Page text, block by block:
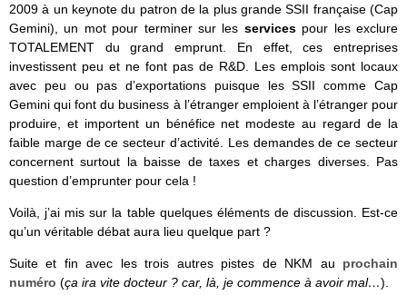
2009 à un keynote du patron de la plus grande SSII française (Cap
Gemini), un mot pour terminer sur les servicespour les exclure
TOTALEMENT du grand emprunt. En effet, ces entreprises
investissent peu et ne font pas de R&D. Les emplois sont locaux
avec peu ou pas d’exportations puisque les SSII comme Cap
Gemini qui font du business à l’étranger emploient à l’étranger pour
produire, et importent un bénéfice net modeste au regard de la
faible marge de ce secteur d’activité. Les demandes de ce secteur
concernent surtout la baisse de taxes et charges diverses. Pas
question d’emprunter pour cela !
Voilà, j’ai mis sur la table quelques éléments de discussion. Est-ce
qu’un véritable débat aura lieu quelque part ?
Suite et fin avec les trois autres pistes de NKM au prochain
numéro (ça ira vite docteur ? car, là, je commence à avoir mal…).